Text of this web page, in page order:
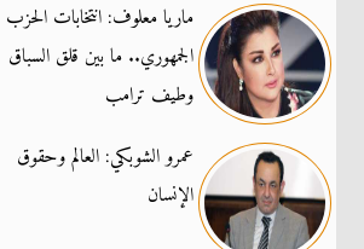
ماريا معلوف: انتخابات الحزب
الجمهوري.. ما بين قلق السباق
وطيف ترامب
عمرو الشوبكي: العالم وحقوق
الإنسان